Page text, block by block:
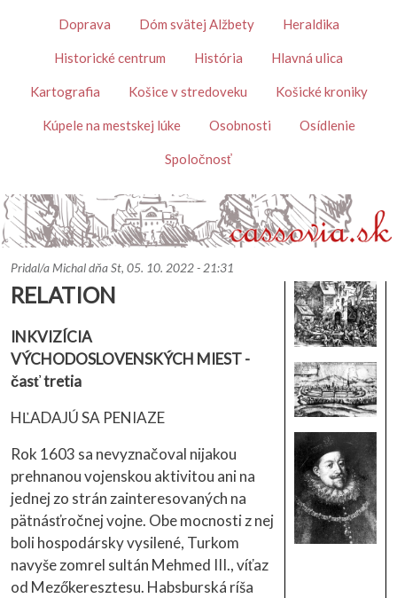
TémyDoprava Dóm svätej Alžbety Heraldika
Historické centrum História Hlavná ulica
Kartografia Košice v stredoveku Košické kroniky
Kúpele na mestskej lúke Osobnosti Osídlenie
Spoločnosť
Pridal/a MichaldňaSt, 05. 10. 2022 - 21:31
RELATION
INKVIZÍCIA
VÝCHODOSLOVENSKÝCH MIEST -
časť tretia
HĽADAJÚ SA PENIAZE
Rok 1603 sa nevyznačoval nijakou
prehnanou vojenskou aktivitou ani na
jednej zo strán zainteresovaných na
pätnásťročnej vojne. Obe mocnosti z nej
boli hospodársky vysilené, Turkom
navyše zomrel sultán Mehmed III., víťaz
od Mezőkeresztesu. Habsburská ríša